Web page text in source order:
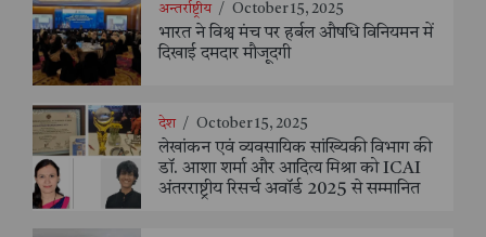
अन्तर्राष्ट्रीय / October 15, 2025
भारत ने विश्व मंच पर हर्बल औषधि विनियमन में
दिखाई दमदार मौजूदगी
देश / October 15, 2025
लेखांकन एवं व्यवसायिक सांख्यिकी विभाग की
डॉ. आशा शर्मा और आदित्य मिश्रा को ICAI
अंतरराष्ट्रीय रिसर्च अवॉर्ड 2025 से सम्मानित